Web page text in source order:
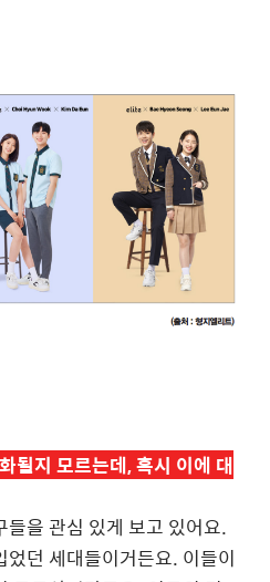
될지 모르는데, 혹시 이에 대
을 관심 있게 보고 있어요.
던 세대들이거든요. 이들이